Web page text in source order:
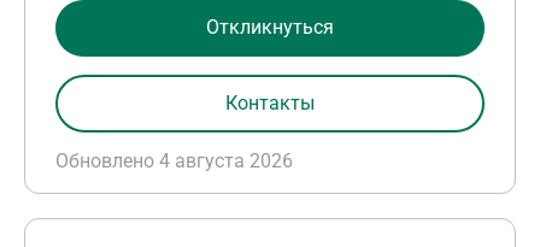
Обновлено 4 августа 2026
Откликнуться
Контакты